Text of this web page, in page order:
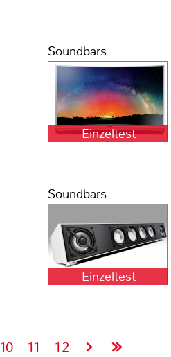
Soundbars
Einzeltest
Soundbars
Einzeltest
10 11 12